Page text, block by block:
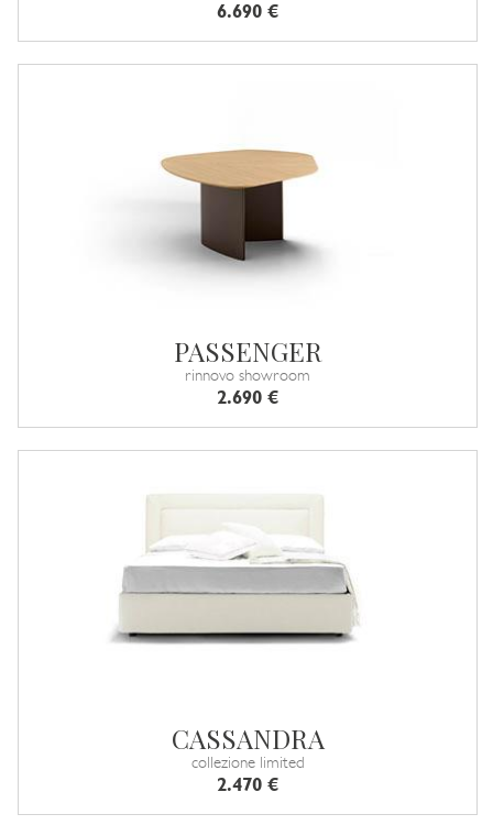
6.690 €
PASSENGER
rinnovo showroom
2.690 €
CASSANDRA
collezione limited
2.470 €